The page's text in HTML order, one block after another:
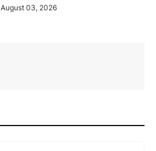
August 03, 2026